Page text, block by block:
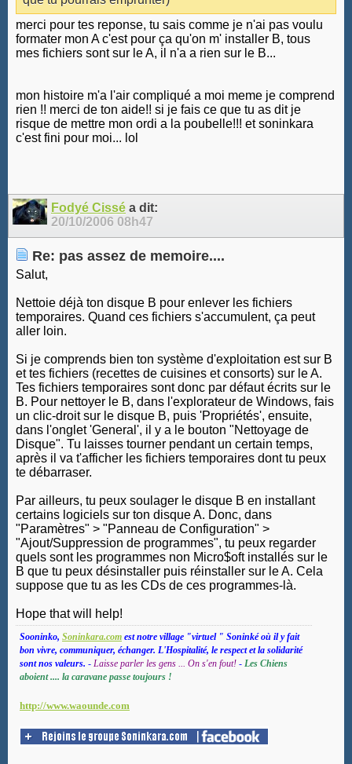
merci pour tes reponse, tu sais comme je n'ai pas voulu
formater mon A c'est pour ça qu'on m' installer B, tous
mes fichiers sont sur le A, il n'a a rien sur le B...
mon histoire m'a l'air compliqué a moi meme je comprend
rien !! merci de ton aide!! si je fais ce que tu as dit je
risque de mettre mon ordi a la poubelle!!! et soninkara
c'est fini pour moi... lol
Fodyé Cissé a dit:
20/10/2006 08h47
Re: pas assez de memoire....
Salut,
Nettoie déjà ton disque B pour enlever les fichiers
temporaires. Quand ces fichiers s'accumulent, ça peut
aller loin.
Si je comprends bien ton système d'exploitation est sur B
et tes fichiers (recettes de cuisines et consorts) sur le A.
Tes fichiers temporaires sont donc par défaut écrits sur le
B. Pour nettoyer le B, dans l'explorateur de Windows, fais
un clic-droit sur le disque B, puis 'Propriétés', ensuite,
dans l'onglet 'General', il y a le bouton "Nettoyage de
Disque". Tu laisses tourner pendant un certain temps,
après il va t'afficher les fichiers temporaires dont tu peux
te débarraser.
Par ailleurs, tu peux soulager le disque B en installant
certains logiciels sur ton disque A. Donc, dans
"Paramètres" > "Panneau de Configuration" >
"Ajout/Suppression de programmes", tu peux regarder
quels sont les programmes non Micro$oft installés sur le
B que tu peux désinstaller puis réinstaller sur le A. Cela
suppose que tu as les CDs de ces programmes-là.
Hope that will help!
Sooninko, Soninkara.com est notre village "virtuel " Soninké où il y fait
bon vivre, communiquer, échanger. L'Hospitalité, le respect et la solidarité
sont nos valeurs. - Laisse parler les gens ... On s'en fout! - Les Chiens
aboient .... la caravane passe toujours !
http://www.waounde.com